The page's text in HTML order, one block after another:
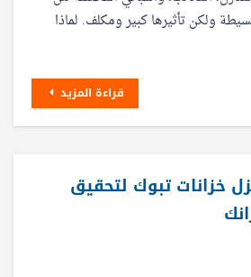
ولكن تأثيرها كبير ومكلف. لماذا
قراءة المزيد
خزانات تبوك لتحقيق